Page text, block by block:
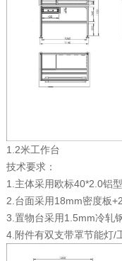
1.2米工作台
技术要求：
1.主体采用欧标40*2.0铝
2.台面采用18mm密度板
3.置物台采用1.5mm冷轧
4.附件有双支带罩节能灯/